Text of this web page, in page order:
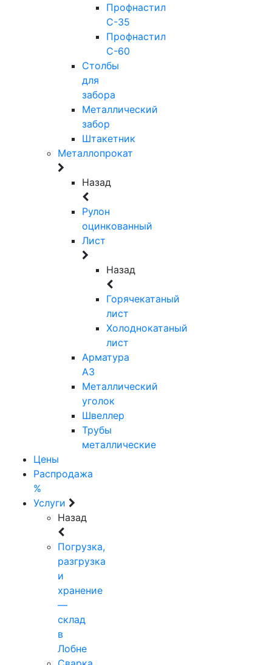
Профнастил
С-35
Профнастил
С-60
Столбы
для
забора
Металлический
забор
Штакетник
Металлопрокат
Назад
Рулон
оцинкованный
Лист
Назад
Горячекатаный
лист
Холоднокатаный
лист
Арматура
А3
Металлический
уголок
Швеллер
Трубы
металлические
Цены
Распродажа
%
Услуги
Назад
Погрузка,
разгрузка
и
хранение
—
склад
в
Лобне